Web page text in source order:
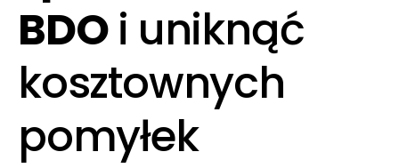
BDOi uniknąć
kosztownych
pomyłek